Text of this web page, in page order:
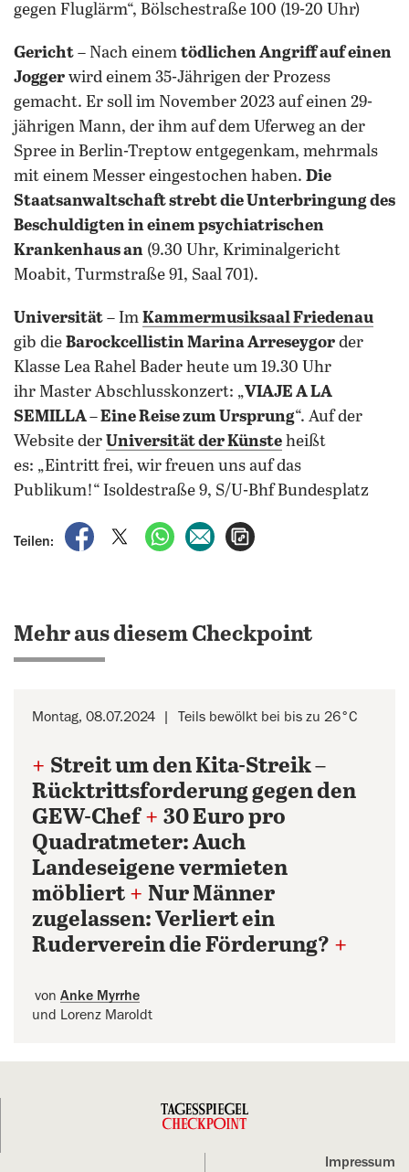
gegen Fluglärm“, Bölschestraße 100 (19-20 Uhr)
Gericht – Nach einem tödlichen Angriff auf einen
Jogger wird einem 35-Jährigen der Prozess
gemacht. Er soll im November 2023 auf einen 29-
jährigen Mann, der ihm auf dem Uferweg an der
Spree in Berlin-Treptow entgegenkam, mehrmals
mit einem Messer eingestochen haben. Die
Staatsanwaltschaft strebt die Unterbringung des
Beschuldigten in einem psychiatrischen
Krankenhaus an (9.30 Uhr, Kriminalgericht
Moabit, Turmstraße 91, Saal 701).
Universität – Im Kammermusiksaal Friedenau
gib die Barockcellistin Marina Arreseygor der
Klasse Lea Rahel Bader heute um 19.30 Uhr
ihr Master Abschlusskonzert: „VIAJE A LA
SEMILLA – Eine Reise zum Ursprung“. Auf der
Website der Universität der Künste heißt
es: „Eintritt frei, wir freuen uns auf das
Publikum!“ Isoldestraße 9, S/U-Bhf Bundesplatz
Teilen:
auf Facebook teilen
auf X teilenper WhatsApp teilen
per E-Mail teilen
Mehr aus diesem Checkpoint
Montag, 08.07.2024 Teils bewölkt bei bis zu 26°C
+ Streit um den Kita-Streik –
Rücktrittsforderung gegen den
GEW-Chef + 30 Euro pro
Quadratmeter: Auch
Landeseigene vermieten
möbliert + Nur Männer
zugelassen: Verliert ein
Ruderverein die Förderung? +
von Anke Myrrhe
und Lorenz Maroldt
Impressum